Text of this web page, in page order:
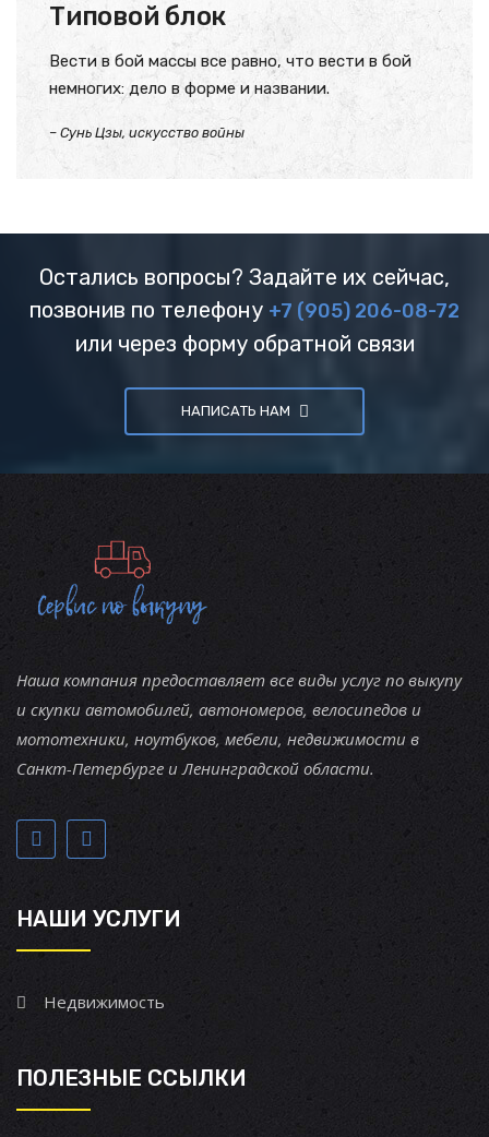
Типовой блок
Вести в бой массы все равно, что вести в бой
немногих: дело в форме и названии.
– Сунь Цзы, искусство войны
Остались вопросы? Задайте их сейчас,
позвонив по телефону +7 (905) 206-08-72
или через форму обратной связи
НАПИСАТЬ НАМ
Наша компания предоставляет все виды услуг по выкупу
и скупки автомобилей, автономеров, велосипедов и
мототехники, ноутбуков, мебели, недвижимости в
Санкт-Петербурге и Ленинградской области.
НАШИ УСЛУГИ
Недвижимость
ПОЛЕЗНЫЕ ССЫЛКИ